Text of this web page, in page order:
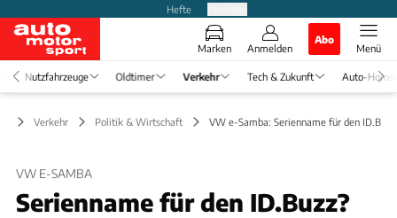
Hefte
Marken Anmelden
Abo
Menü
Nutzfahrzeuge Oldtimer Verkehr Tech & Zukunft Auto-
Verkehr Politik & Wirtschaft VW e-Samba: Serienname für den
VW E-SAMBA
Serienname für den ID.Buzz?